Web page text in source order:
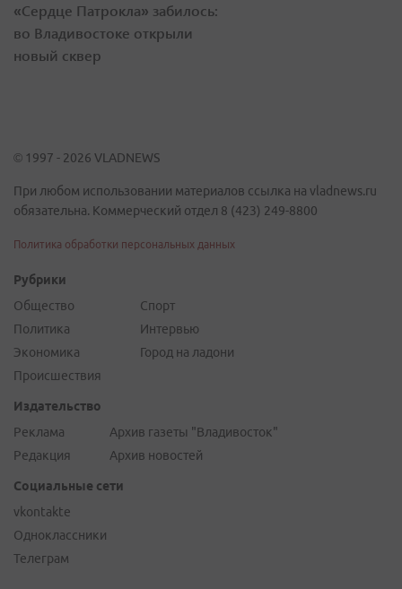
«Сердце Патрокла» забилось:
во Владивостоке открыли
новый сквер
© 1997 - 2026 VLADNEWS
При любом использовании материалов ссылка на vladnews.ru
обязательна. Коммерческий отдел 8 (423) 249-8800
Политика обработки персональных данных
Рубрики
Общество
Политика
Экономика
Происшествия
Спорт
Интервью
Город на ладони
Издательство
Реклама
Редакция
Архив газеты "Владивосток"
Архив новостей
Социальные сети
vkontakte
Одноклассники
Телеграм